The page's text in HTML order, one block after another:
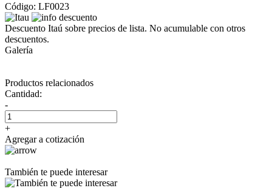
Código: LF0023
Descuento Itaú sobre precios de lista. No acumulable con otros
descuentos.
Galería
Productos relacionados
Cantidad:
-
+
Agregar a cotización
También te puede interesar